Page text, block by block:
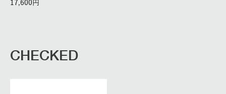
17,600
CHECKED